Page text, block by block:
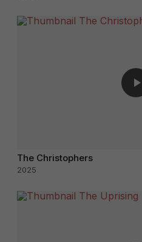
The Christophers
2025